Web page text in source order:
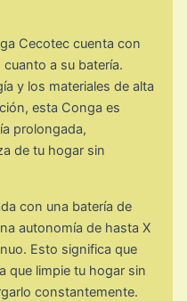
Cecotec cuenta con
a su batería.
y los materiales de alta
esta Conga es
prolongada,
de tu hogar sin
con una batería de
autonomía de hasta X
Esto significa que
que limpie tu hogar sin
constantemente.